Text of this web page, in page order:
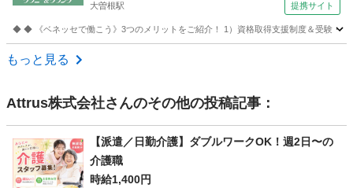
大曽根駅 提携サイト
◆ ◆ 《ベネッセで働こう》3つのメリットをご紹介！ 1）資格取得支援制度＆受験・
愛知 名古屋市
もっと見る
Attrus株式会社さんのその他の投稿記事：
【派遣／日勤介護】ダブルワークOK！週2日〜の
介護職
時給1,400円